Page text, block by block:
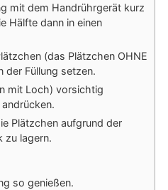
mit dem Handrührgerät kurz
Hälfte dann in einen
(das Plätzchen OHNE
der Füllung setzen.
mit Loch) vorsichtig
Plätzchen aufgrund der
zu lagern.
so genießen.